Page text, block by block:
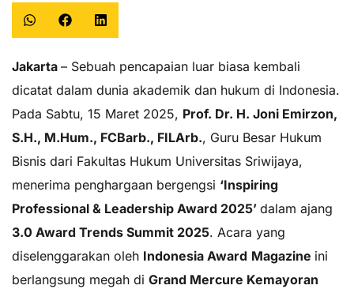
Jakarta – Sebuah pencapaian luar biasa kembali
dicatat dalam dunia akademik dan hukum di Indonesia.
Pada Sabtu, 15 Maret 2025, Prof. Dr. H. Joni Emirzon,
S.H., M.Hum., FCBarb., FILArb., Guru Besar Hukum
Bisnis dari Fakultas Hukum Universitas Sriwijaya,
menerima penghargaan bergengsi ‘Inspiring
Professional & Leadership Award 2025ʼ dalam ajang
3.0 Award Trends Summit 2025. Acara yang
diselenggarakan oleh Indonesia Award Magazine ini
berlangsung megah di Grand Mercure Kemayoran